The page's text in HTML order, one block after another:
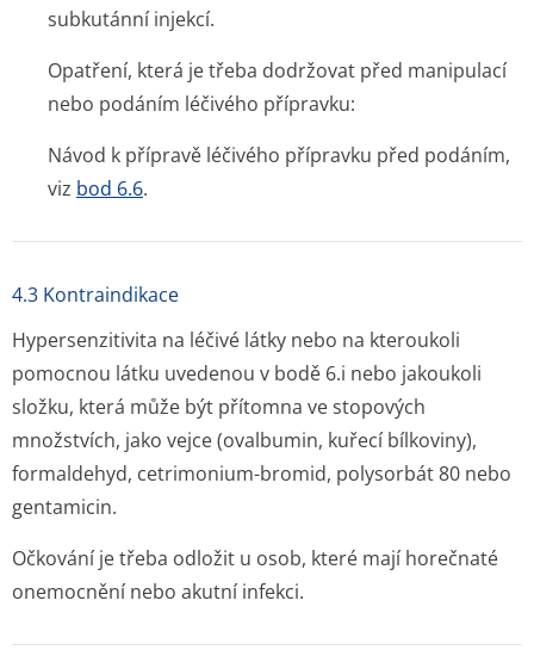
subkutánní injekcí.
Opatření, která je třeba dodržovat před manipulací
nebo podáním léčivého přípravku:
Návod k přípravě léčivého přípravku před podáním,
viz bod 6.6.
4.3 Kontraindikace
Hypersenzitivita na léčivé látky nebo na kteroukoli
pomocnou látku uvedenou v bodě 6.i nebo jakoukoli
složku, která může být přítomna ve stopových
množstvích, jako vejce (ovalbumin, kuřecí bílkoviny),
formaldehyd, cetrimonium-bromid, polysorbát 80 nebo
gentamicin.
Očkování je třeba odložit u osob, které mají horečnaté
onemocnění nebo akutní infekci.